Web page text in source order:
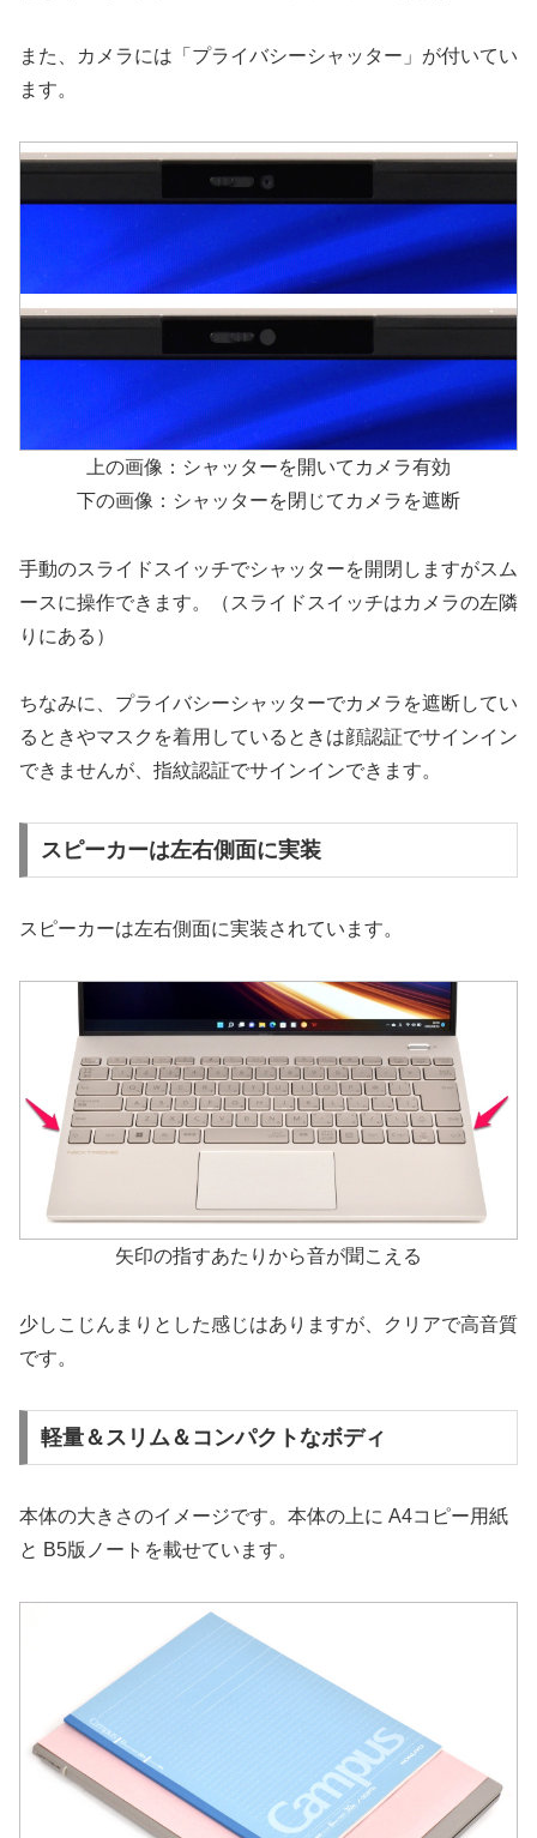
また、カメラには「プライバシーシャッター」が付いてい
ます。
上の画像：シャッターを開いてカメラ有効
下の画像：シャッターを閉じてカメラを遮断
手動のスライドスイッチでシャッターを開閉しますがスム
ースに操作できます。（スライドスイッチはカメラの左隣
りにある）
ちなみに、プライバシーシャッターでカメラを遮断してい
るときやマスクを着用しているときは顔認証でサインイン
できませんが、指紋認証でサインインできます。
スピーカーは左右側面に実装
スピーカーは左右側面に実装されています。
矢印の指すあたりから音が聞こえる
少しこじんまりとした感じはありますが、クリアで高音質
です。
軽量＆スリム＆コンパクトなボディ
本体の大きさのイメージです。本体の上に A4コピー用紙
と B5版ノートを載せています。